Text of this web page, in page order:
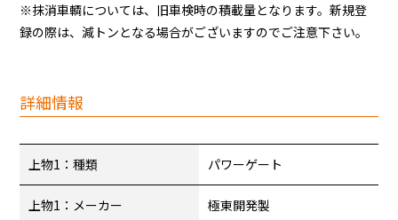
※抹消車輌については、旧車検時の積載量となります。新規登
録の際は、減トンとなる場合がございますのでご注意下さい。
詳細情報
上物1：種類 パワーゲート
上物1：メーカー 極東開発製